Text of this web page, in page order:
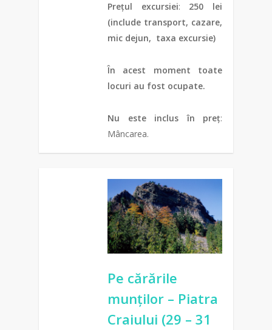
Prețul excursiei: 250 lei
(include transport, cazare,
mic dejun, taxa excursie)
În acest moment toate
locuri au fost ocupate.
Nu este inclus în preț:
Mâncarea.
Pe cărările
munților – Piatra
Craiului (29 – 31